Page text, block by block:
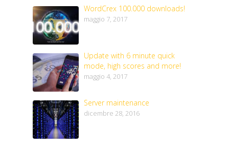
WordCrex 100.000 downloads!
maggio 7, 2017
Update with 6 minute quick
mode, high scores and more!
maggio 4, 2017
Server maintenance
dicembre 28, 2016